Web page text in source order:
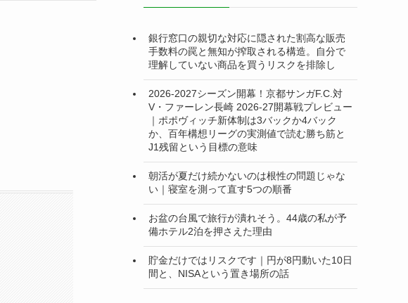
銀行窓口の親切な対応に隠された割高な販売
手数料の罠と無知が搾取される構造。自分で
理解していない商品を買うリスクを排除し
2026-2027シーズン開幕！京都サンガF.C.対
V・ファーレン長崎 2026-27開幕戦プレビュー
｜ポポヴィッチ新体制は3バックか4バック
か、百年構想リーグの実測値で読む勝ち筋と
J1残留という目標の意味
朝活が夏だけ続かないのは根性の問題じゃな
い｜寝室を測って直す5つの順番
お盆の台風で旅行が潰れそう。44歳の私が予
備ホテル2泊を押さえた理由
貯金だけではリスクです｜円が8円動いた10日
間と、NISAという置き場所の話